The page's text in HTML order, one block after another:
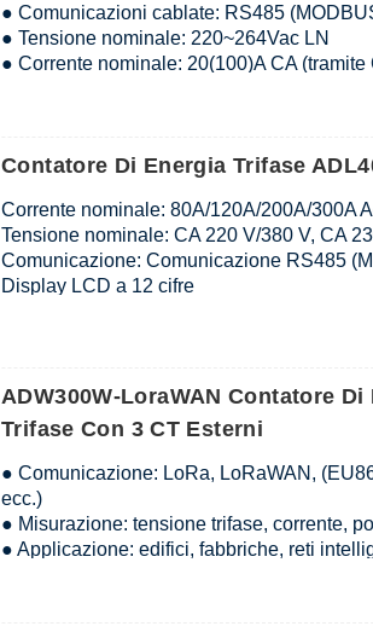
● Comunicazioni cablate: RS485
● Tensione nominale: 220~264Vac LN
● Corrente nominale: 20(100)A CA
● Misurazione: energia attiva e reattiva
● Temperatura (opzione): misurazione
Contatore Di Energia Trifase
Corrente nominale: 80A/120A/200A/300A
Tensione nominale: CA 220 V/380 V, CA
Comunicazione: Comunicazione RS485
Display LCD a 12 cifre
ADW300W-LoraWAN Contatore
Trifase Con 3 CT Esterni
● Comunicazione: LoRa, LoRaWAN,
ecc.)
● Misurazione: tensione trifase, corrente,
● Applicazione: edifici, fabbriche, reti
● Corrente nominale (3 TA inclusi): CA